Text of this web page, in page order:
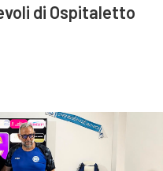
di Ospitaletto